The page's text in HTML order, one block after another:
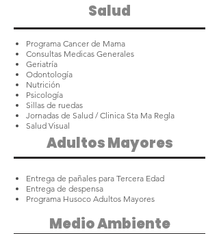
Salud
Programa Cancer de Mama
Consultas Medicas Generales
Geriatría
Odontología
Nutrición
Psicología
Sillas de ruedas
Jornadas de Salud / Clinica Sta Ma Regla
Salud Visual
Adultos Mayores
Entrega de pañales para Tercera Edad
Entrega de despensa
Programa Husoco Adultos Mayores
Medio Ambiente